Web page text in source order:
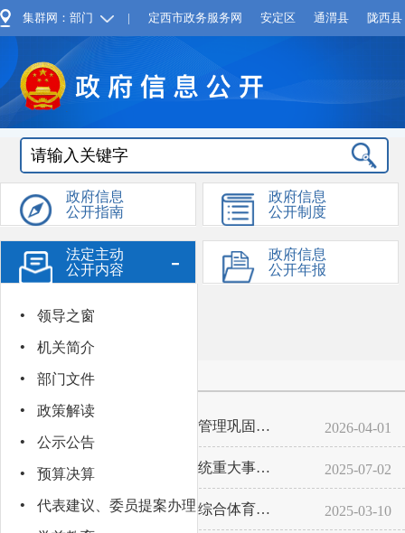
集群网：部门 | 定西市政务服务网 安定区 通渭县 陇西县
政府信息
公开指南
政府信息
公开制度
法定主动
公开内容
-
· 领导之窗
· 机关简介
· 部门文件
· 政策解读
· 公示公告
· 预算决算
· 代表建议、委员提案办理
政府信息
公开年报
依申请公
义务教育
教育部部署开展基础教育规范管理巩固年行动 2026-04-01
市教育局组织召开全市教育系统重大事故隐患排查专题培训会议 2025-07-02
定西：义务教育阶段学生每天综合体育活动时间不低于2小时 2025-03-10